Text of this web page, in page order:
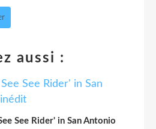
aussi :
See Rider' in San Antonio